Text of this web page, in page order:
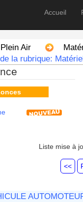
Accueil
Air
la rubrique:
Liste mise à
<<